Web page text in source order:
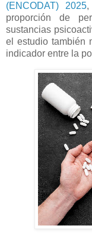
(ENCODAT) 2025,
proporción de
sustancias
el estudio también
indicador entre la